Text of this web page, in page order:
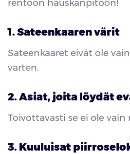
rentoon hauskanpitoon!
1. Sateenkaaren värit
Sateenkaaret eivät ole
varten.
2. Asiat, joita löydät
Toivottavasti se ei ole
3. Kuuluisat